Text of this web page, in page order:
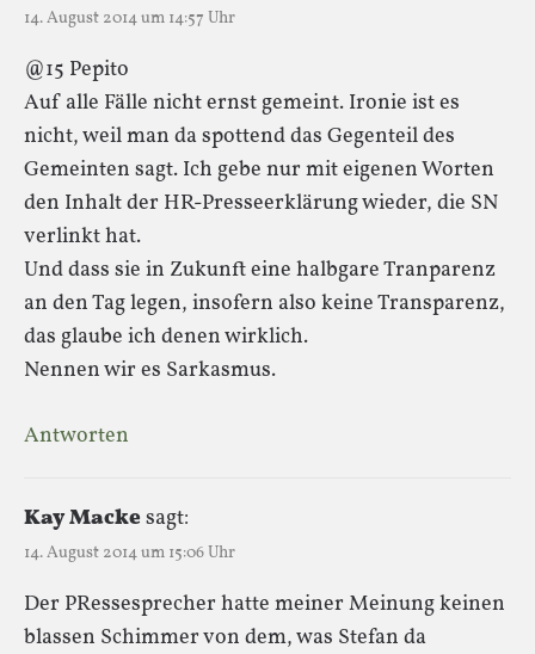
14. August 2014 um 14:57 Uhr
@15 Pepito
Auf alle Fälle nicht ernst gemeint. Ironie ist es
nicht, weil man da spottend das Gegenteil des
Gemeinten sagt. Ich gebe nur mit eigenen Worten
den Inhalt der HR-Presseerklärung wieder, die SN
verlinkt hat.
Und dass sie in Zukunft eine halbgare Tranparenz
an den Tag legen, insofern also keine Transparenz,
das glaube ich denen wirklich.
Nennen wir es Sarkasmus.
Antworten
Kay Mackesagt:
14. August 2014 um 15:06 Uhr
Der PRessesprecher hatte meiner Meinung keinen
blassen Schimmer von dem, was Stefan da